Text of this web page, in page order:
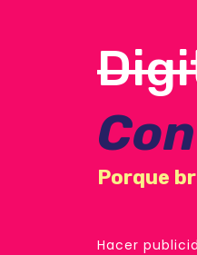
Porque
Hacer